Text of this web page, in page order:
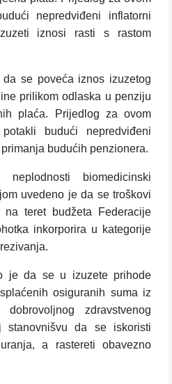
nepredviđeni inflatorni
iznosi rasti s rastom
se poveća iznos izuzetog
prilikom odlaska u penziju
plaća. Prijedlog za ovom
budući nepredviđeni
budućih penzionera.
biomedicinski
uvedeno je da se troškovi
teret budžeta Federacije
inkorporira u kategorije
je da se u izuzete prihode
osiguranih suma iz
zdravstvenog
stanovnišvu da se iskoristi
a rastereti obavezno